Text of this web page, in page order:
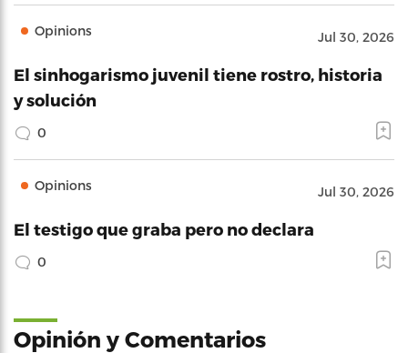
Opinions Jul 30, 2026
El sinhogarismo juvenil tiene rostro, historia
y solución
0
Opinions Jul 30, 2026
El testigo que graba pero no declara
0
Opinión y Comentarios